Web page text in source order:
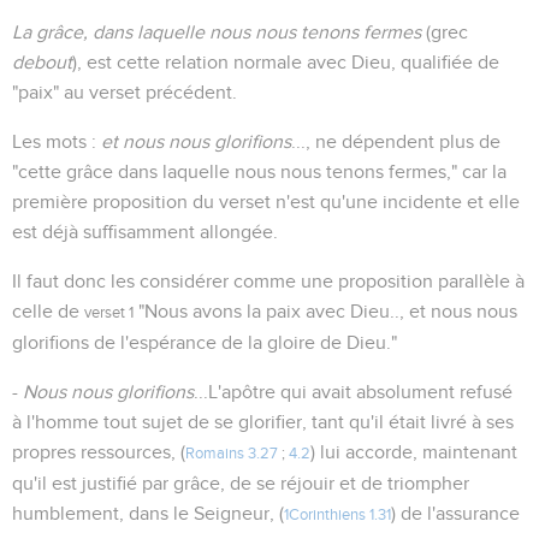
La grâce, dans laquelle nous nous tenons fermes(grec
debout), est cette relation normale avec Dieu, qualifiée de
"paix" au verset précédent.
Les mots : et nous nous glorifions..., ne dépendent plus de
"cette grâce dans laquelle nous nous tenons fermes," car la
première proposition du verset n'est qu'une incidente et elle
est déjà suffisamment allongée.
Il faut donc les considérer comme une proposition parallèle à
celle de verset 1 "Nous avons la paix avec Dieu.., et nous nous
glorifions de l'espérance de la gloire de Dieu."
- Nous nous glorifions...L'apôtre qui avait absolument refusé
à l'homme tout sujet de se glorifier, tant qu'il était livré à ses
propres ressources, (Romains 3.27 ; 4.2) lui accorde, maintenant
qu'il est justifié par grâce, de se réjouir et de triompher
humblement, dans le Seigneur, (1Corinthiens 1.31) de l'assurance